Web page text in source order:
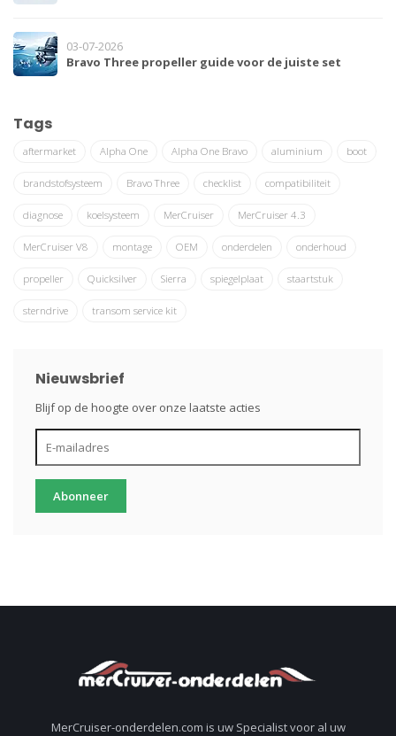
03-07-2026
Bravo Three propeller guide voor de juiste set
Tags
aftermarket Alpha One Alpha One Bravo aluminium boot
brandstofsysteem Bravo Three checklist compatibiliteit
diagnose koelsysteem MerCruiser MerCruiser 4.3
MerCruiser V8 montage OEM onderdelen onderhoud
propeller Quicksilver Sierra spiegelplaat staartstuk
sterndrive transom service kit
Nieuwsbrief
Blijf op de hoogte over onze laatste acties
Abonneer
MerCruiser-onderdelen.com is uw Specialist voor al uw